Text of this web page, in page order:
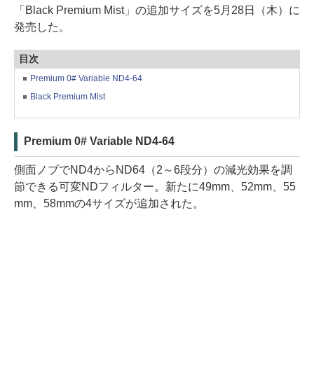
「Black Premium Mist」の追加サイズを5月28日（木）に
発売した。
目次
Premium 0# Variable ND4-64
Black Premium Mist
Premium 0# Variable ND4-64
側面ノブでND4からND64（2～6段分）の減光効果を調
節できる可変NDフィルター。新たに49mm、52mm、55
mm、58mmの4サイズが追加された。